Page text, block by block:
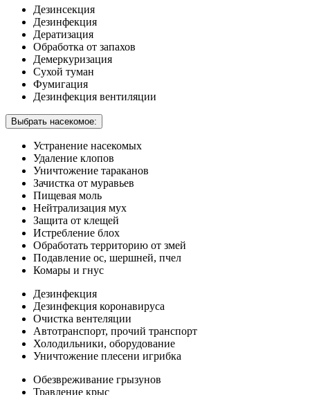
Дезинсекция
Дезинфекция
Дератизация
Обработка от запахов
Демеркуризация
Сухой туман
Фумигация
Дезинфекция вентиляции
Выбрать насекомое:
Устранение насекомых
Удаление клопов
Уничтожение тараканов
Зачистка от муравьев
Пищевая моль
Нейтрализация мух
Защита от клещей
Истребление блох
Обработать территорию от змей
Подавление ос, шершней, пчел
Комары и гнус
Дезинфекция
Дезинфекция коронавируса
Очистка вентеляции
Автотранспорт, прочий транспорт
Холодильники, оборудование
Уничтожение плесени игрибка
Обезвреживание грызунов
Травление крыс